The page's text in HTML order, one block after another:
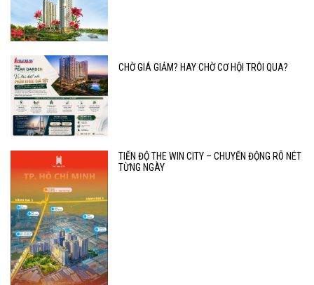
CHỜ GIÁ GIẢM? HAY CHỜ CƠ HỘI TRÔI QUA?
TIẾN ĐỘ THE WIN CITY – CHUYỂN ĐỘNG RÕ NÉT
TỪNG NGÀY